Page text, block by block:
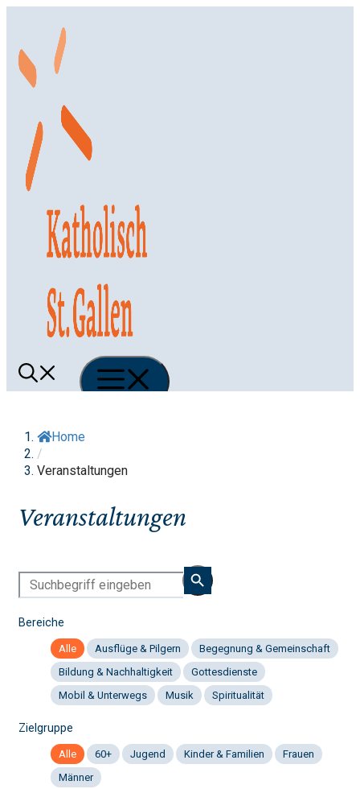
Inhalt
Menü
Home
/
Veranstaltungen
Veranstaltungen
Bereiche
Alle Ausflüge & Pilgern
Begegnung & Gemeinschaft
Bildung & Nachhaltigkeit
Gottesdienste
Mobil & Unterwegs
Musik Spiritualität
Zielgruppe
Alle 60+ Jugend Kinder & Familien
Frauen
Männer